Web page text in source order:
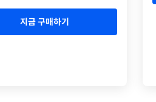
지금 구매하기